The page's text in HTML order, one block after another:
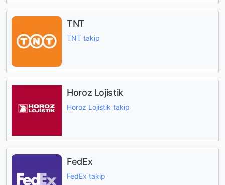
TNT
TNT takip
Horoz Lojistik
Horoz Lojistik takip
FedEx
FedEx takip